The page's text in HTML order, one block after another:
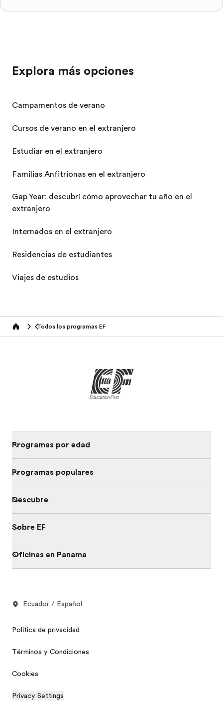
Explora más opciones
Campamentos de verano
Cursos de verano en el extranjero
Estudiar en el extranjero
Familias Anfitrionas en el extranjero
Gap Year: descubrí cómo aprovechar tu año en el
extranjero
Internados en el extranjero
Residencias de estudiantes
Viajes de estudios
home Todos los programas EF
Programas por edad
Programas populares
Descubre
Sobre EF
Oficinas en Panama
Ecuador / Español
Política de privacidad
Términos y Condiciones
Cookies
Privacy Settings